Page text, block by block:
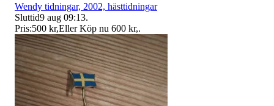
Wendy tidningar, 2002, hästtidningar
Sluttid9 aug 09:13.
Pris:500 kr,Eller Köp nu 600 kr,.